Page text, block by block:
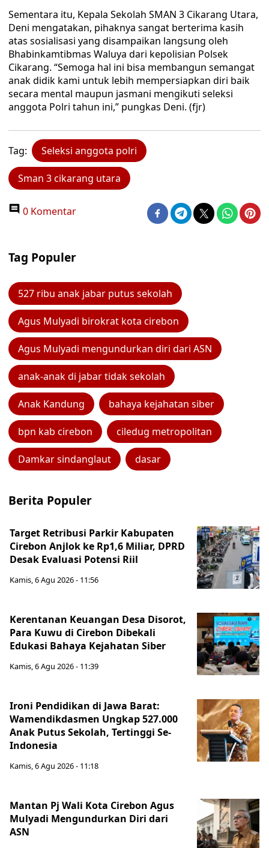
Sementara itu, Kepala Sekolah SMAN 3 Cikarang Utara,
Deni mengatakan, pihaknya sangat berterima kasih
atas sosialisasi yang disampaikan langsung oleh
Bhabinkamtibmas Waluya dari kepolisian Polsek
Cikarang. “Semoga hal ini bisa membangun semangat
anak didik kami untuk lebih mempersiapkan diri baik
secara mental maupun jasmani mengikuti seleksi
anggota Polri tahun ini,” pungkas Deni. (fjr)
Tag: Seleksi anggota polri
Sman 3 cikarang utara
0 Komentar
Tag Populer
527 ribu anak jabar putus sekolah
Agus Mulyadi birokrat kota cirebon
Agus Mulyadi mengundurkan diri dari ASN
anak-anak di jabar tidak sekolah
Anak Kandung bahaya kejahatan siber
bpn kab cirebon ciledug metropolitan
Damkar sindanglaut dasar
Berita Populer
Target Retribusi Parkir Kabupaten
Cirebon Anjlok ke Rp1,6 Miliar, DPRD
Desak Evaluasi Potensi Riil
Kamis, 6 Agu 2026 - 11:56
Kerentanan Keuangan Desa Disorot,
Para Kuwu di Cirebon Dibekali
Edukasi Bahaya Kejahatan Siber
Kamis, 6 Agu 2026 - 11:39
Ironi Pendidikan di Jawa Barat:
Wamendikdasmen Ungkap 527.000
Anak Putus Sekolah, Tertinggi Se-
Indonesia
Kamis, 6 Agu 2026 - 11:18
Mantan Pj Wali Kota Cirebon Agus
Mulyadi Mengundurkan Diri dari
ASN